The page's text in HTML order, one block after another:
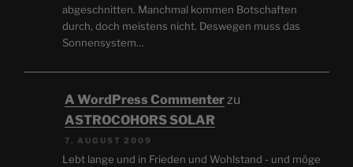
abgeschnitten. Manchmal kommen Botschaften
durch, doch meistens nicht. Deswegen muss das
Sonnensystem…
A WordPress Commenterzu
ASTROCOHORS SOLAR
7. AUGUST 2009
Lebt lange und in Frieden und Wohlstand - und möge